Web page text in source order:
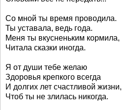
Со мной ты время проводила.
Ты уставала, ведь года.
Меня ты вкусненьким кормила,
Читала сказки иногда.
Я от души тебе желаю
Здоровья крепкого всегда
И долгих лет счастливой жизни,
Чтоб ты не злилась никогда.